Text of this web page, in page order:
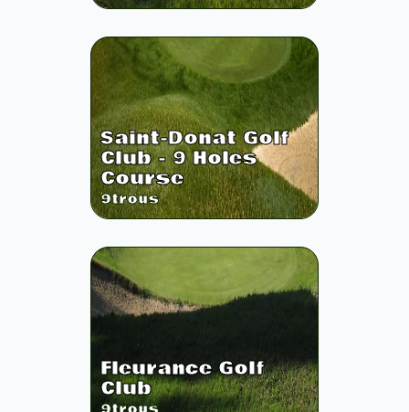
Saint-Donat Golf
Club - 9 Holes
Course
9trous
Fleurance Golf
Club